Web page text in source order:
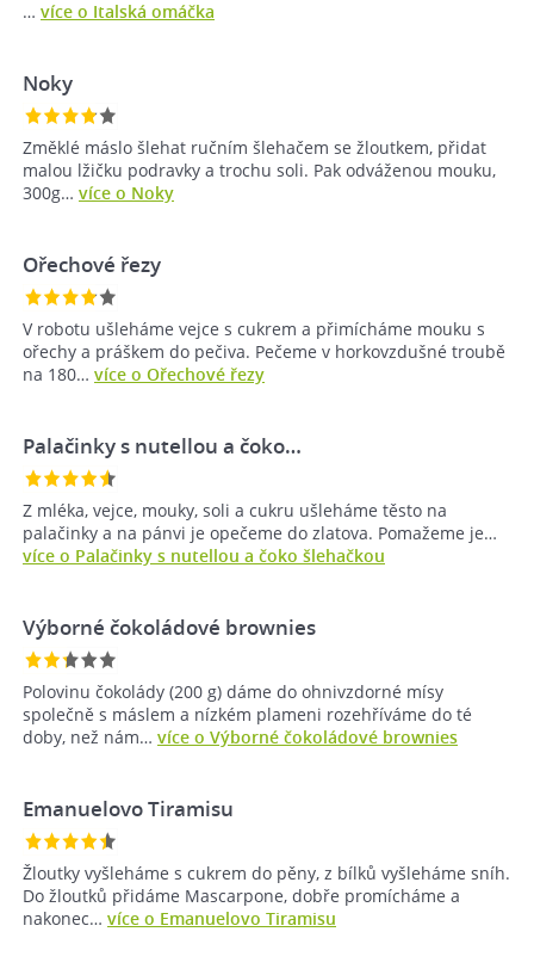
… více o Italská omáčka
Noky
Změklé máslo šlehat ručním šlehačem se žloutkem, přidat
malou lžičku podravky a trochu soli. Pak odváženou mouku,
300g… více o Noky
Ořechové řezy
V robotu ušleháme vejce s cukrem a přimícháme mouku s
ořechy a práškem do pečiva. Pečeme v horkovzdušné troubě
na 180… více o Ořechové řezy
Palačinky s nutellou a čoko…
Z mléka, vejce, mouky, soli a cukru ušleháme těsto na
palačinky a na pánvi je opečeme do zlatova. Pomažeme je…
více o Palačinky s nutellou a čoko šlehačkou
Výborné čokoládové brownies
Polovinu čokolády (200 g) dáme do ohnivzdorné mísy
společně s máslem a nízkém plameni rozehříváme do té
doby, než nám… více o Výborné čokoládové brownies
Emanuelovo Tiramisu
Žloutky vyšleháme s cukrem do pěny, z bílků vyšleháme sníh.
Do žloutků přidáme Mascarpone, dobře promícháme a
nakonec… více o Emanuelovo Tiramisu